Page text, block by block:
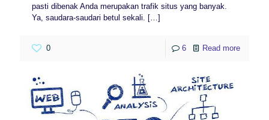
pasti dibenak Anda merupakan trafik situs yang banyak.
Ya, saudara-saudari betul sekali.
[…]
0 6 Read more